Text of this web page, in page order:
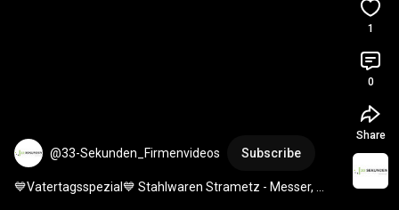
@33-Sekunden_Firmenvideos Subscribe
💙Vatertagsspezial💙 Stahlwaren Strametz - Messer,
1
0
Share